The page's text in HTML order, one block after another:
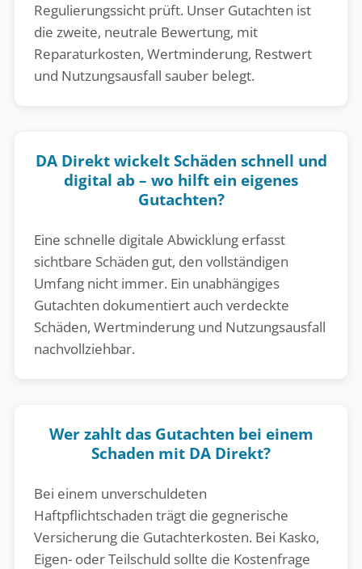
Regulierungssicht prüft. Unser Gutachten ist
die zweite, neutrale Bewertung, mit
Reparaturkosten, Wertminderung, Restwert
und Nutzungsausfall sauber belegt.
DA Direkt wickelt Schäden schnell und
digital ab – wo hilft ein eigenes
Gutachten?
Eine schnelle digitale Abwicklung erfasst
sichtbare Schäden gut, den vollständigen
Umfang nicht immer. Ein unabhängiges
Gutachten dokumentiert auch verdeckte
Schäden, Wertminderung und Nutzungsausfall
nachvollziehbar.
Wer zahlt das Gutachten bei einem
Schaden mit DA Direkt?
Bei einem unverschuldeten
Haftpflichtschaden trägt die gegnerische
Versicherung die Gutachterkosten. Bei Kasko,
Eigen- oder Teilschuld sollte die Kostenfrage